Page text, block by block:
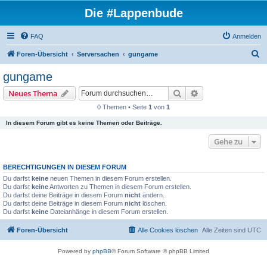
Die #Lappenbude
FAQ Anmelden
Foren-Übersicht Serversachen gungame
gungame
Neues Thema Suche
0 Themen • Seite 1 von 1
In diesem Forum gibt es keine Themen oder Beiträge.
Gehe zu
BERECHTIGUNGEN IN DIESEM FORUM
Du darfst keine neuen Themen in diesem Forum erstellen.
Du darfst keineAntworten zu Themen in diesem Forum erstellen.
Du darfst deine Beiträge in diesem Forum nicht ändern.
Du darfst deine Beiträge in diesem Forum nicht löschen.
Du darfst keine Dateianhänge in diesem Forum erstellen.
Foren-Übersicht Alle Zeiten sind UTC
Alle Cookies löschen
Powered by phpBB® Forum Software © phpBB Limited